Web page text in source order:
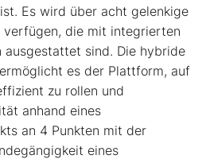
Es wird über acht gelenkige
verfügen, die mit integrierten
ausgestattet sind. Die hybride
es der Plattform, auf
zu rollen und
anhand eines
an 4 Punkten mit der
eines